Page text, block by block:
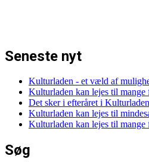
Seneste nyt
Kulturladen - et væld af
Kulturladen kan lejes til mange
Det sker i efteråret i Kulturladen
Kulturladen kan lejes til
Kulturladen kan lejes til mange
Søg